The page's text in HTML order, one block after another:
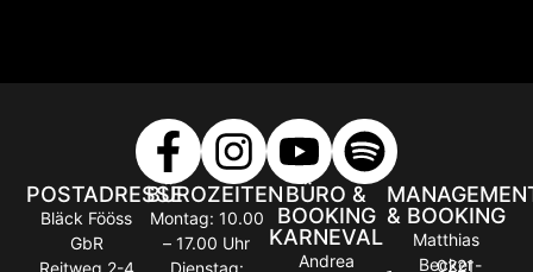
POSTADRESSE
Bläck Fööss
GbR
Reitweg 2-4
BÜROZEITEN
Montag: 10.00
– 17.00 Uhr
Dienstag:
BÜRO &
BOOKING
KARNEVAL
Andrea
& BOOKING
Matthias
Becker
0221-